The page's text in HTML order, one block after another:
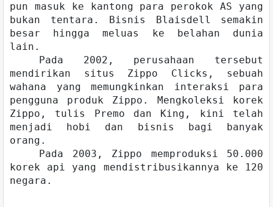
pun masuk ke kantong para perokok AS yang
bukan tentara. Bisnis Blaisdell semakin
besar hingga meluas ke belahan dunia
lain.
Pada 2002, perusahaan tersebut
mendirikan situs Zippo Clicks, sebuah
wahana yang memungkinkan interaksi para
pengguna produk Zippo. Mengkoleksi korek
Zippo, tulis Premo dan King, kini telah
menjadi hobi dan bisnis bagi banyak
orang.
Pada 2003, Zippo memproduksi 50.000
korek api yang mendistribusikannya ke 120
negara.